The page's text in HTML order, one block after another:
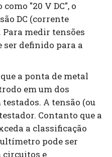
"20 V DC", o
DC (corrente
medir tensões
ser definido para a
a ponta de metal
em um dos
A tensão (ou
Contanto que a
a classificação
pode ser
circuitos e